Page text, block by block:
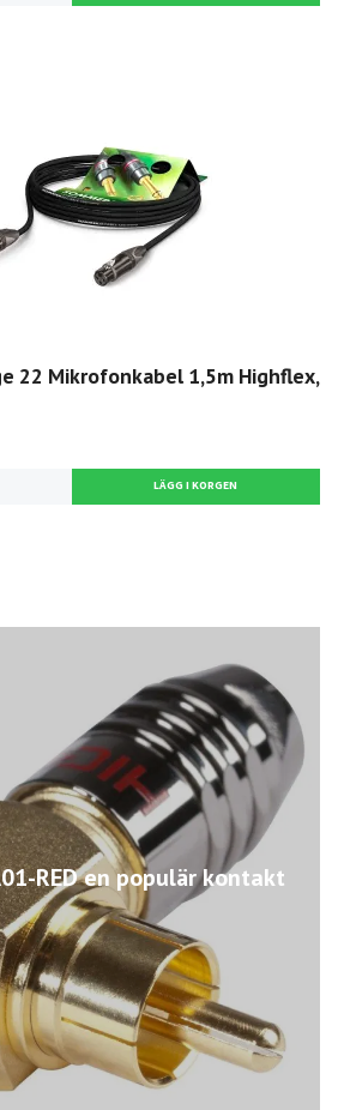
RED en populär kontakt
22 Mikrofonkabel 1,5m Highflex,